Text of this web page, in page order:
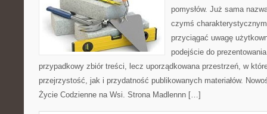
pomysłów. Już sama
czymś
przyciągać uwagę
podejście do
przypadkowy zbiór treści, lecz uporządkowana przestrzeń, w
przejrzystość, jak i przydatność publikowanych materiałów.
Życie Codzienne na Wsi. Strona Madlennn […]